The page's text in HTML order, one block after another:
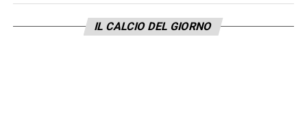
Centrocampisti: Bonaventura, Callejon,
Castrovilli, Eysseric, Pulgar, Valero.
IL CALCIO DEL GIORNO